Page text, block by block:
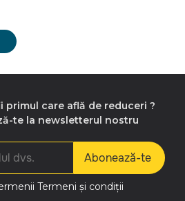
primul care află de reduceri ?
te la newsletterul nostru
Abonează-te
Termeni și condiții